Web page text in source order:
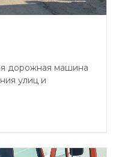
дорожная машина
улиц и